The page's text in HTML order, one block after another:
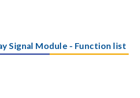
Signal Module - Function list